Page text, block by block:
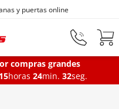
y puertas online
compras grandes
15horas 24min. 31seg.